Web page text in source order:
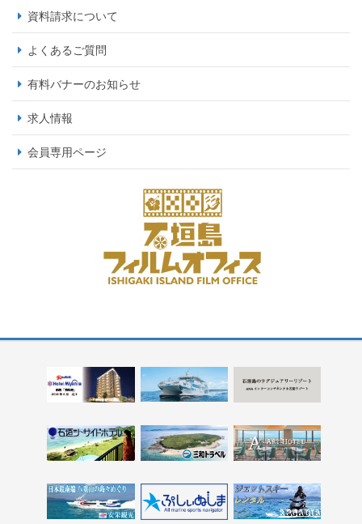
資料請求について
よくあるご質問
有料バナーのお知らせ
求人情報
会員専用ページ